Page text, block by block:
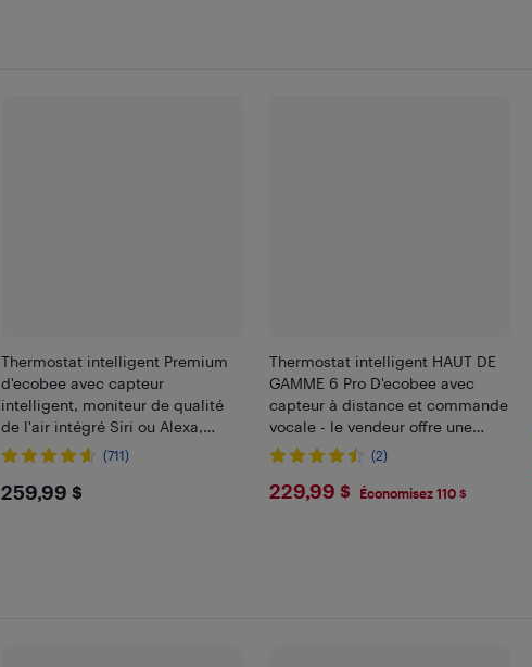
Thermostat intelligent Premium
d'ecobee avec capteur
intelligent, moniteur de qualité
de l'air intégré Siri ou Alexa,
noir…
(711)
$259.99
259,99 $
Thermostat intelligent HAUT DE
GAMME 6 Pro D'ecobee avec
capteur à distance et commande
vocale - le vendeur offre une
garantie
(2)
$229.99
229,99 $ Économisez 110 $